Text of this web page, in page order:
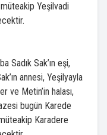
müteakip Yeşilvadi
Sadık Sak’ın eşi,
annesi, Yeşilyayla
ve Metin’in halası,
bugün Karede
Karadere